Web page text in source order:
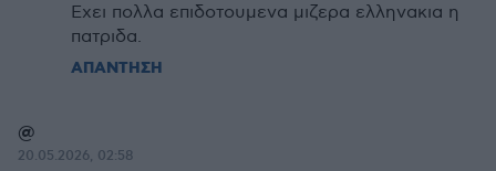
Εχει πολλα επιδοτουμενα μιζερα ελληνακια η
πατριδα.
ΑΠΑΝΤΗΣΗ
@
20.05.2026, 02:58